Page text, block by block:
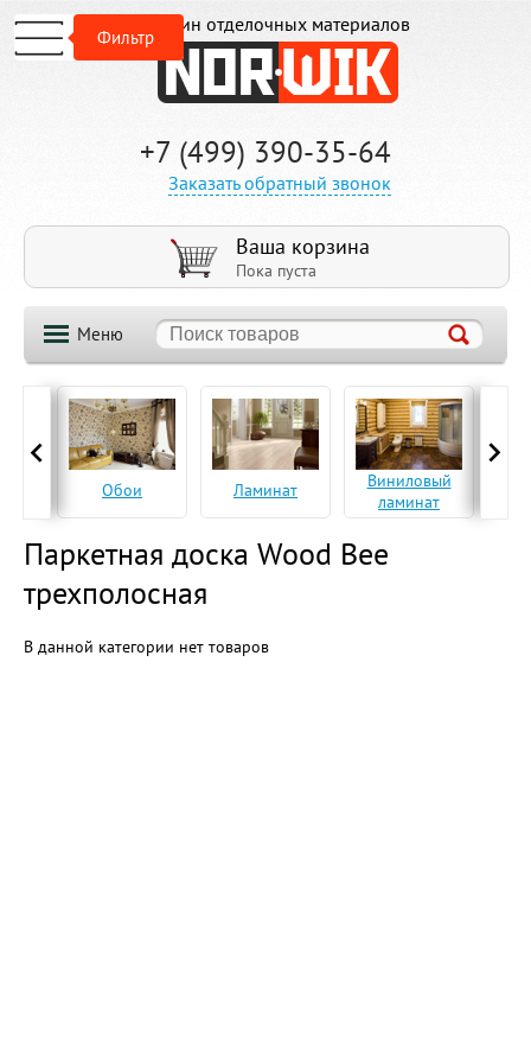
Магазин отделочных материалов
+7 (499) 390-35-64
Заказать обратный звонок
Ваша корзина
Пока пуста
Меню
Обои Ламинат
Виниловый
ламинат
Фильтр
Паркетная доска Wood Bee
трехполосная
В данной категории нет товаров